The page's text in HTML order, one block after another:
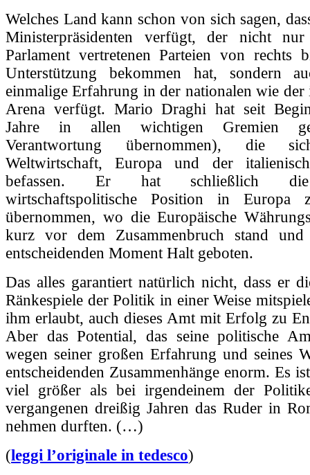
Welches Land kann schon von sich sagen,
Ministerpräsidenten verfügt, der nicht
Parlament vertretenen Parteien von rechts
Unterstützung bekommen hat, sondern
einmalige Erfahrung in der nationalen wie der
Arena verfügt. Mario Draghi hat seit
Jahre in allen wichtigen Gremien
Verantwortung übernommen), die
Weltwirtschaft, Europa und der
befassen. Er hat schließlich die
wirtschaftspolitische Position in Europa
übernommen, wo die Europäische
kurz vor dem Zusammenbruch stand
entscheidenden Moment Halt geboten.
Das alles garantiert natürlich nicht, dass er
Ränkespiele der Politik in einer Weise
ihm erlaubt, auch dieses Amt mit Erfolg zu
Aber das Potential, das seine politische
wegen seiner großen Erfahrung und seines
entscheidenden Zusammenhänge enorm. Es
viel größer als bei irgendeinem der
vergangenen dreißig Jahren das Ruder in
nehmen durften. (…)
(leggi l’originale in tedesco)